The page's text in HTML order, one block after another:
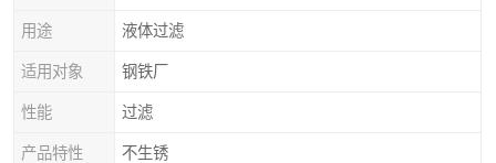
用途 液体过滤
适用对象 钢铁厂
性能 过滤
产品特性 不生锈